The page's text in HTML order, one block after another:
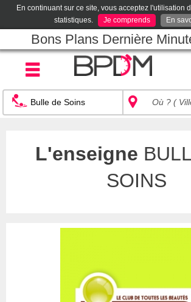
En continuant sur ce site, vous acceptez l'utilisation
statistiques.
Je comprends En
Bons Plans Dernière
L'enseigne
SOINS